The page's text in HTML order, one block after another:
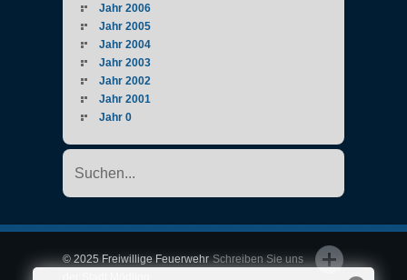
Jahr 2006
Jahr 2005
Jahr 2004
Jahr 2003
Jahr 2002
Jahr 2001
Jahr 0
Schreiben Sie uns
© 2025 Freiwillige Feuerwehr